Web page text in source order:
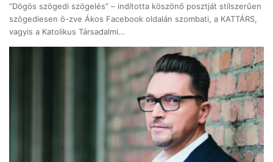
“Dögös szögedi szögelés” – indította köszönő posztját stílszerűen
szögediesen ö-zve Ákos Facebook oldalán szombati, a KATTÁRS,
vagyis a Katolikus Társadalmi…